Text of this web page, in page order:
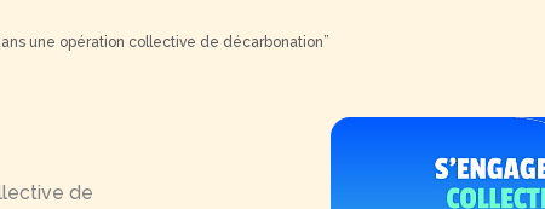
une opération collective de décarbonation”
de